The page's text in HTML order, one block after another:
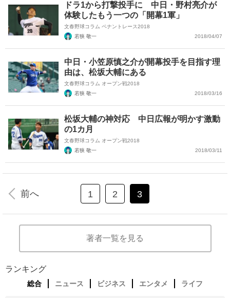
ドラ1から打撃投手に 中日・野村亮介が
体験したもう一つの「開幕1軍」
文春野球コラム ペナントレース2018
若狭 敬一
2018/04/07
中日・小笠原慎之介が開幕投手を目指す理
由は、松坂大輔にある
文春野球コラム オープン戦2018
若狭 敬一
2018/03/16
松坂大輔の神対応 中日広報が明かす激動
の1カ月
文春野球コラム オープン戦2018
若狭 敬一
2018/03/11
前へ 1 2 3
著者一覧を見る
ランキング
総合 ニュース ビジネス エンタメ ライフ